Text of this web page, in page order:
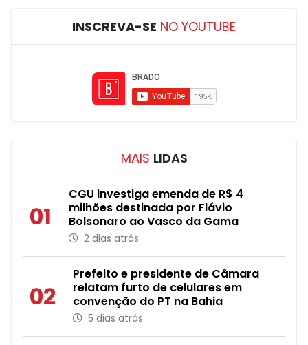
INSCREVA-SE NO YOUTUBE
MAIS LIDAS
01
CGU investiga emenda de R$ 4
milhões destinada por Flávio
Bolsonaro ao Vasco da Gama
2 dias atrás
02
Prefeito e presidente de Câmara
relatam furto de celulares em
convenção do PT na Bahia
5 dias atrás